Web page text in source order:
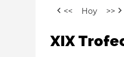
<< Hoy >>
XIX
Trofeo
XIX